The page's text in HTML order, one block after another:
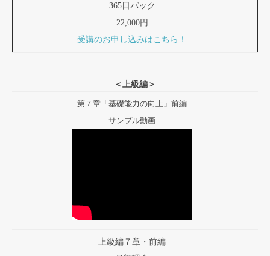
365日パック
22,000円
受講のお申し込みはこちら！
＜上級編＞
第７章「基礎能力の向上」前編
サンプル動画
上級編７章・前編